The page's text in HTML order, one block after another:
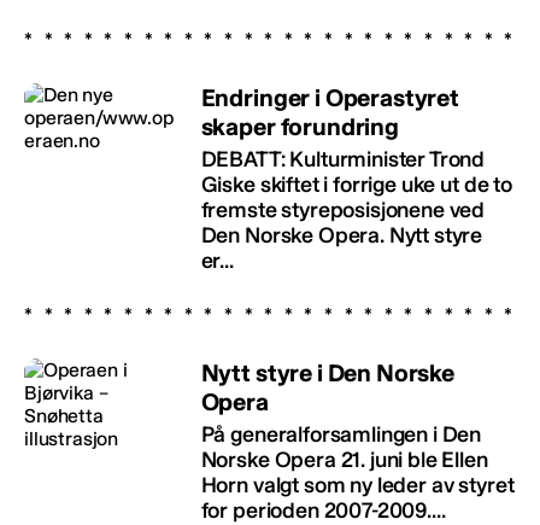
Endringer i Operastyret
skaper forundring
DEBATT: Kulturminister Trond
Giske skiftet i forrige uke ut de to
fremste styreposisjonene ved
Den Norske Opera. Nytt styre
er...
Nytt styre i Den Norske
Opera
På generalforsamlingen i Den
Norske Opera 21. juni ble Ellen
Horn valgt som ny leder av styret
for perioden 2007-2009....